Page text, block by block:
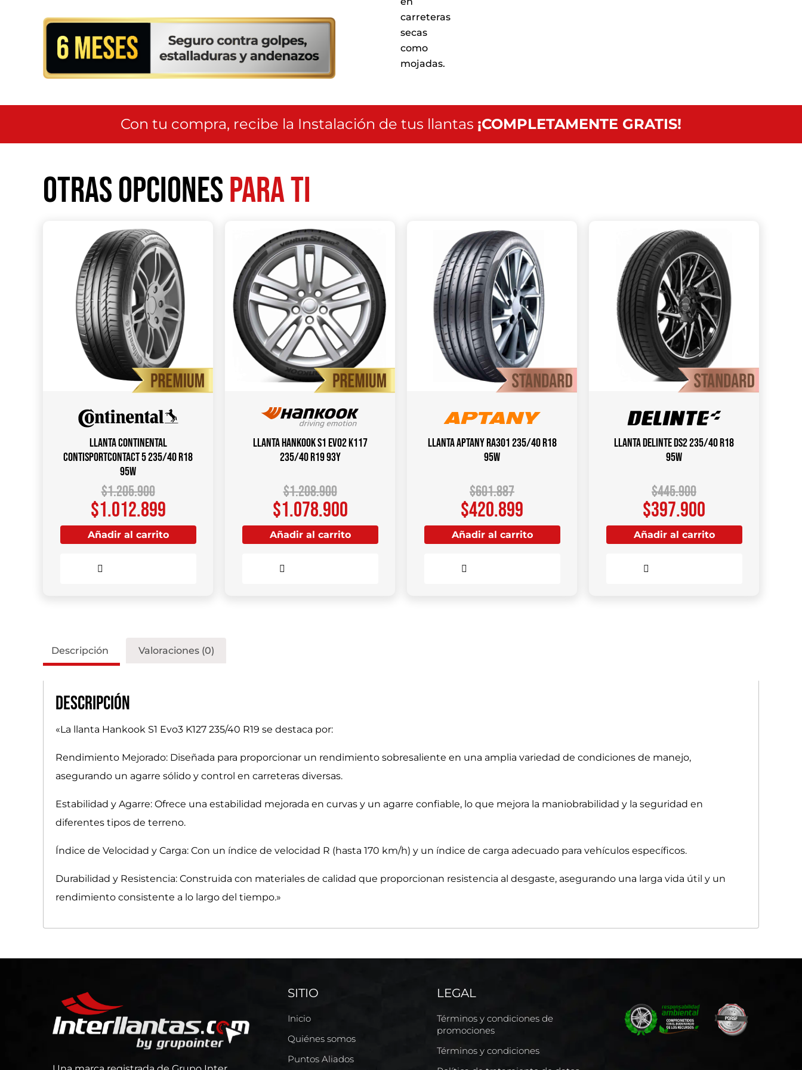
servicio
a
nacional
carreteras
secas
como
mojadas.
Con tu compra, recibe la Instalación de tus llantas ¡COMPLETAMENTE GRATIS!
Otras opcionespara ti
Llanta CONTINENTAL
ContiSportContact 5 235/40 R18
95W
$1.205.900
$1.012.899
Añadir al carrito
Llanta HANKOOK S1 Evo2 K117
235/40 R19 93Y
$1.208.900
$1.078.900
Añadir al carrito
Llanta APTANY RA301 235/40 R18
95W
$601.887
$420.899
Añadir al carrito
Llanta DELINTE DS2 235/40 R18
95W
$445.900
$397.900
Añadir al carrito
Descripción Valoraciones (0)
Descripción
«La llanta Hankook S1 Evo3 K127 235/40 R19 se destaca por:
Rendimiento Mejorado: Diseñada para proporcionar un rendimiento sobresaliente en una amplia variedad de condiciones de manejo,
asegurando un agarre sólido y control en carreteras diversas.
Estabilidad y Agarre: Ofrece una estabilidad mejorada en curvas y un agarre confiable, lo que mejora la maniobrabilidad y la seguridad en
diferentes tipos de terreno.
Índice de Velocidad y Carga: Con un índice de velocidad R (hasta 170 km/h) y un índice de carga adecuado para vehículos específicos.
Durabilidad y Resistencia: Construida con materiales de calidad que proporcionan resistencia al desgaste, asegurando una larga vida útil y un
rendimiento consistente a lo largo del tiempo.»
SITIO
Inicio
Quiénes somos
Puntos Aliados
LEGAL
Términos y condiciones de
promociones
Términos y condiciones